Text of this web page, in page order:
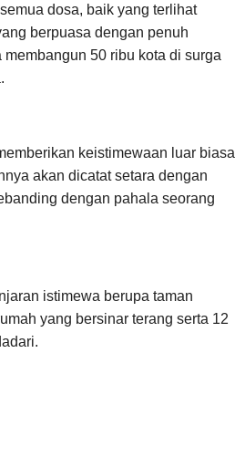
dosa, baik yang terlihat
berpuasa dengan penuh
50 ribu kota di surga
keistimewaan luar biasa
akan dicatat setara dengan
dengan pahala seorang
istimewa berupa taman
yang bersinar terang serta 12